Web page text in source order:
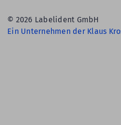
© 2026 Labelident GmbH
Ein Unternehmen der Klaus